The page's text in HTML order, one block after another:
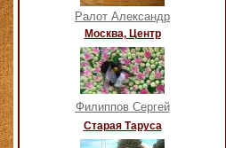
Ралот Александр
Москва, Центр
Филиппов Сергей
Старая Таруса